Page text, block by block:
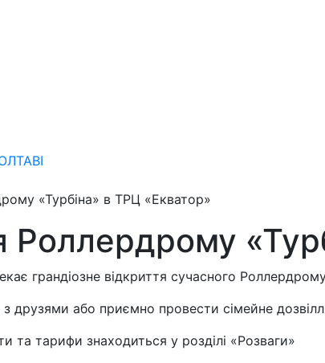
«Турбіна» в ТРЦ «Екватор»
Роллердрому
грандіозне відкриття сучасного
друзями або приємно провести сімейне
та тарифи знаходиться у розділі «Розваги»